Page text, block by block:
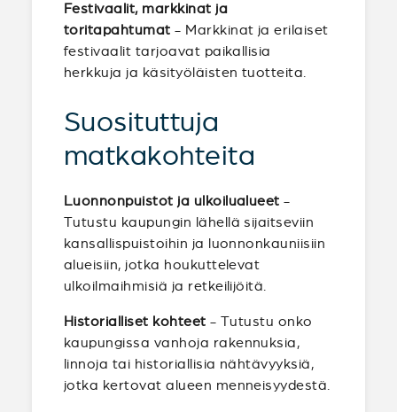
Festivaalit, markkinat ja
toritapahtumat - Markkinat ja erilaiset
festivaalit tarjoavat paikallisia
herkkuja ja käsityöläisten tuotteita.
Suosituttuja
matkakohteita
Luonnonpuistot ja ulkoilualueet -
Tutustu kaupungin lähellä sijaitseviin
kansallispuistoihin ja luonnonkauniisiin
alueisiin, jotka houkuttelevat
ulkoilmaihmisiä ja retkeilijöitä.
Historialliset kohteet - Tutustu onko
kaupungissa vanhoja rakennuksia,
linnoja tai historiallisia nähtävyyksiä,
jotka kertovat alueen menneisyydestä.